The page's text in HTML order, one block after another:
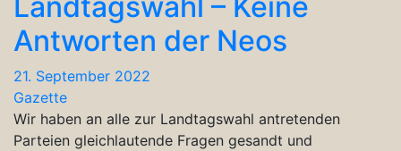
Antworten der Neos
21. September 2022
Gazette
Wir haben an alle zur Landtagswahl antretenden
Parteien gleichlautende Fragen gesandt und